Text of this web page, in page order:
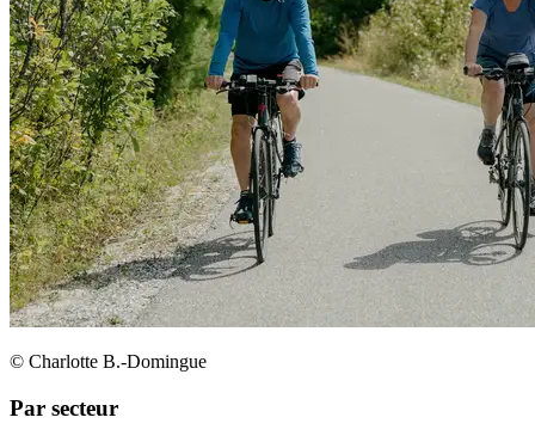
© Charlotte B.-Domingue
Par secteur